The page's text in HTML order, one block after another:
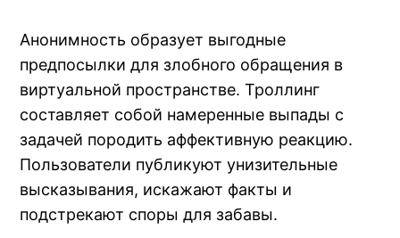
Анонимность образует выгодные
предпосылки для злобного обращения в
виртуальной пространстве. Троллинг
составляет собой намеренные выпады с
задачей породить аффективную реакцию.
Пользователи публикуют унизительные
высказывания, искажают факты и
подстрекают споры для забавы.